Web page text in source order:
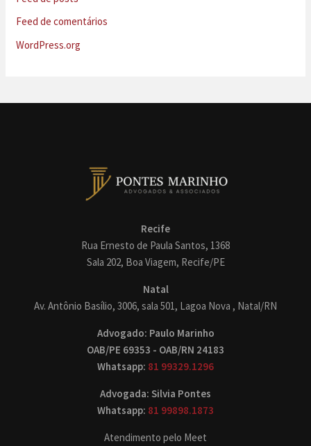
Feed de comentários
WordPress.org
Recife
Rua Ernesto de Paula Santos, 1368
Sala 202, Boa Viagem, Recife/PE
Natal
Av. Antônio Basílio, 3006, sala 501, Lagoa Nova , Natal/RN
Advogado: Paulo Marinho
OAB/PE 69353 - OAB/RN 24183
Whatsapp: 81 99329.1296
Advogada: Silvia Pontes
Whatsapp: 81 99898.1873
Atendimento pelo Meet